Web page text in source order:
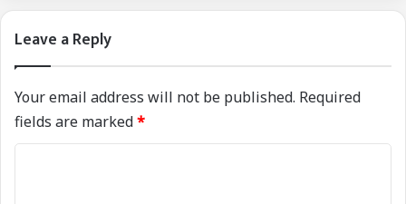
Leave a Reply
Your email address will not be published. Required
fields are marked*